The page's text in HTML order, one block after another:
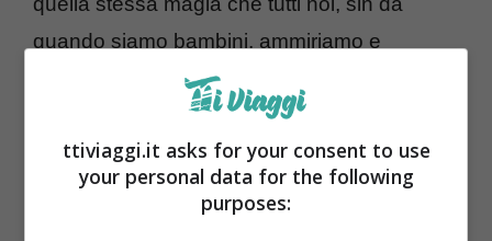
quando siamo bambini, ammiriamo e
desideriamo quando guadiamo i nostri
cartoni Disney preferiti. Pare, infatti, che
esistauna specifica meta in Europache
potrebbe darvi la sensazione proprio di
ttiviaggi.it asks for your consent to use
your personal data for the following
purposes: